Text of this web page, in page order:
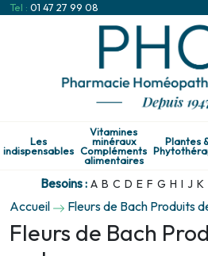
Tel : 01 47 27 99 08
Les
indispensables
Vitamines
minéraux
Compléments
alimentaires
Plantes
Besoins : A B C D E F G H I J K
Accueil Fleurs de Bach Produits
Fleurs de Bach